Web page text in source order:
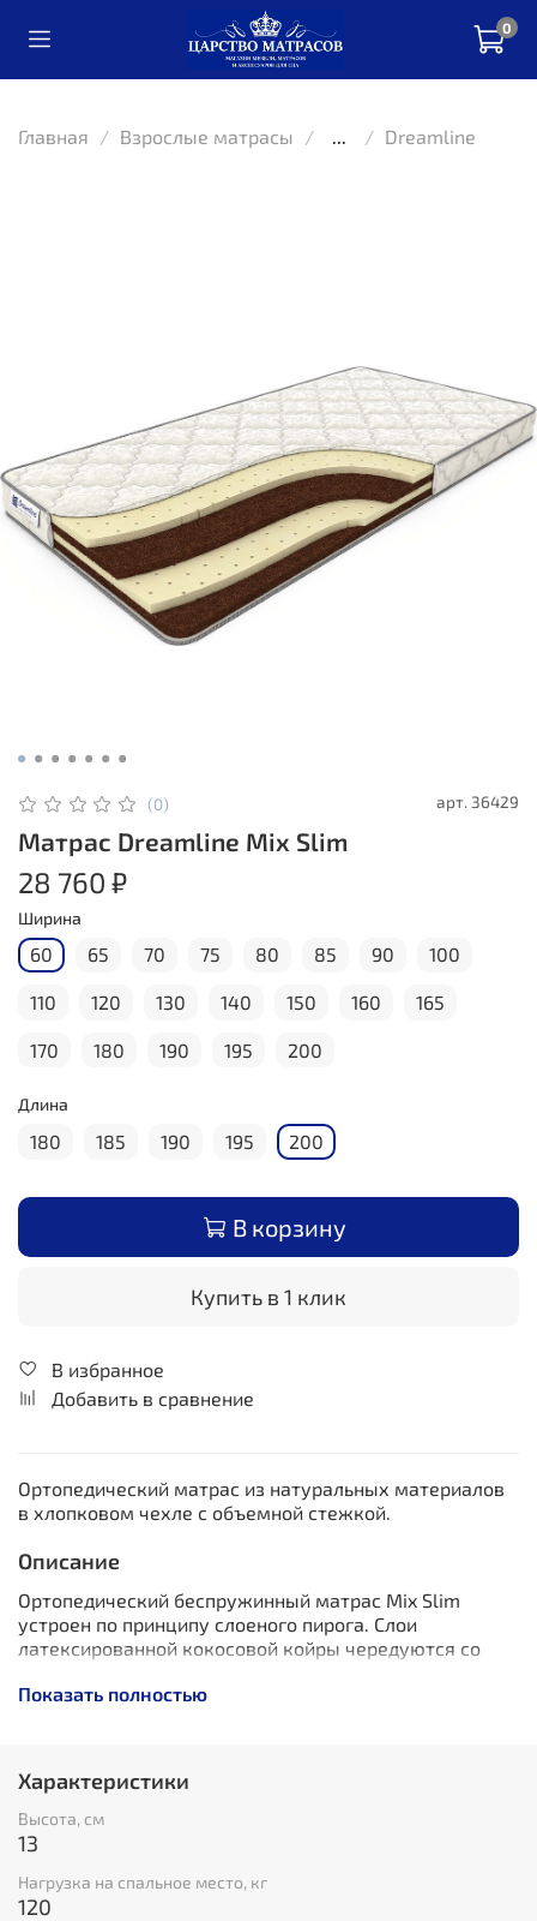
0
Главная Взрослые матрасы ... Dreamline
(0) арт. 36429
Матрас Dreamline Mix Slim
28 760 ₽
Ширина
60 65 70 75 80 85 90 100
110 120 130 140 150 160 165
170 180 190 195 200
Длина
180 185 190 195 200
В корзину
Купить в 1 клик
В избранное
Добавить в сравнение
Ортопедический матрас из натуральных материалов
в хлопковом чехле с объемной стежкой.
Описание
Ортопедический беспружинный матрас Mix Slim
устроен по принципу слоеного пирога. Слои
латексированной кокосовой койры чередуются со
матраса разную степень жесткости.
сторона матраса с кокосовой койрой - выше средней
жесткости.
Оба материала являются экологически безопасными,
прочными и упругими. Материалы хорошо
вентилируются.
Показать полностью
Характеристики
Высота, см
13
Нагрузка на спальное место, кг
120